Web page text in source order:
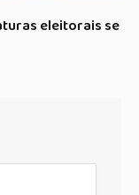
eleitorais se